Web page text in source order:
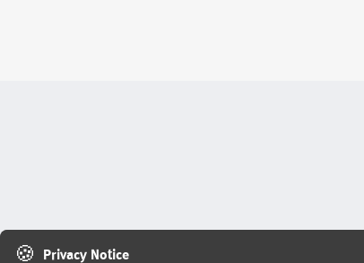
🍪 Privacy Notice